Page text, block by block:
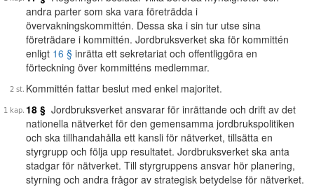
andra parter som ska vara företrädda i
övervakningskommittén. Dessa ska i sin tur utse sina
företrädare i kommittén. Jordbruksverket ska för kommittén
enligt 16 § inrätta ett sekretariat och offentliggöra en
förteckning över kommitténs medlemmar.
Kommittén fattar beslut med enkel majoritet.
18 § Jordbruksverket ansvarar för inrättande och drift av det
nationella nätverket för den gemensamma jordbrukspolitiken
och ska tillhandahålla ett kansli för nätverket, tillsätta en
styrgrupp och följa upp resultatet. Jordbruksverket ska anta
stadgar för nätverket. Till styrgruppens ansvar hör planering,
styrning och andra frågor av strategisk betydelse för nätverket.